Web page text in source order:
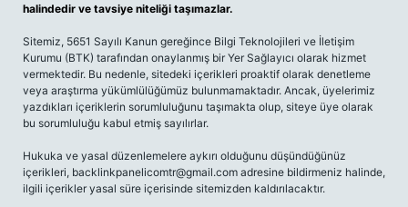
halindedir ve tavsiye niteliği taşımazlar.
Sitemiz, 5651 Sayılı Kanun gereğince Bilgi Teknolojileri ve İletişim
Kurumu (BTK) tarafından onaylanmış bir Yer Sağlayıcı olarak hizmet
vermektedir. Bu nedenle, sitedeki içerikleri proaktif olarak denetleme
veya araştırma yükümlülüğümüz bulunmamaktadır. Ancak, üyelerimiz
yazdıkları içeriklerin sorumluluğunu taşımakta olup, siteye üye olarak
bu sorumluluğu kabul etmiş sayılırlar.
Hukuka ve yasal düzenlemelere aykırı olduğunu düşündüğünüz
içerikleri, backlinkpanelicomtr@gmail.com adresine bildirmeniz halinde,
ilgili içerikler yasal süre içerisinde sitemizden kaldırılacaktır.